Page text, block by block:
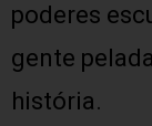
poderes
gente
história.